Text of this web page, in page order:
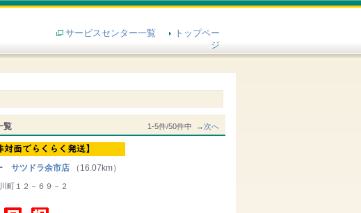
サービスセンター一覧
トップペー
ジ
覧 1-5件/50件中 →次へ
サツドラ余市店 （16.07km）
町１２－６９－２